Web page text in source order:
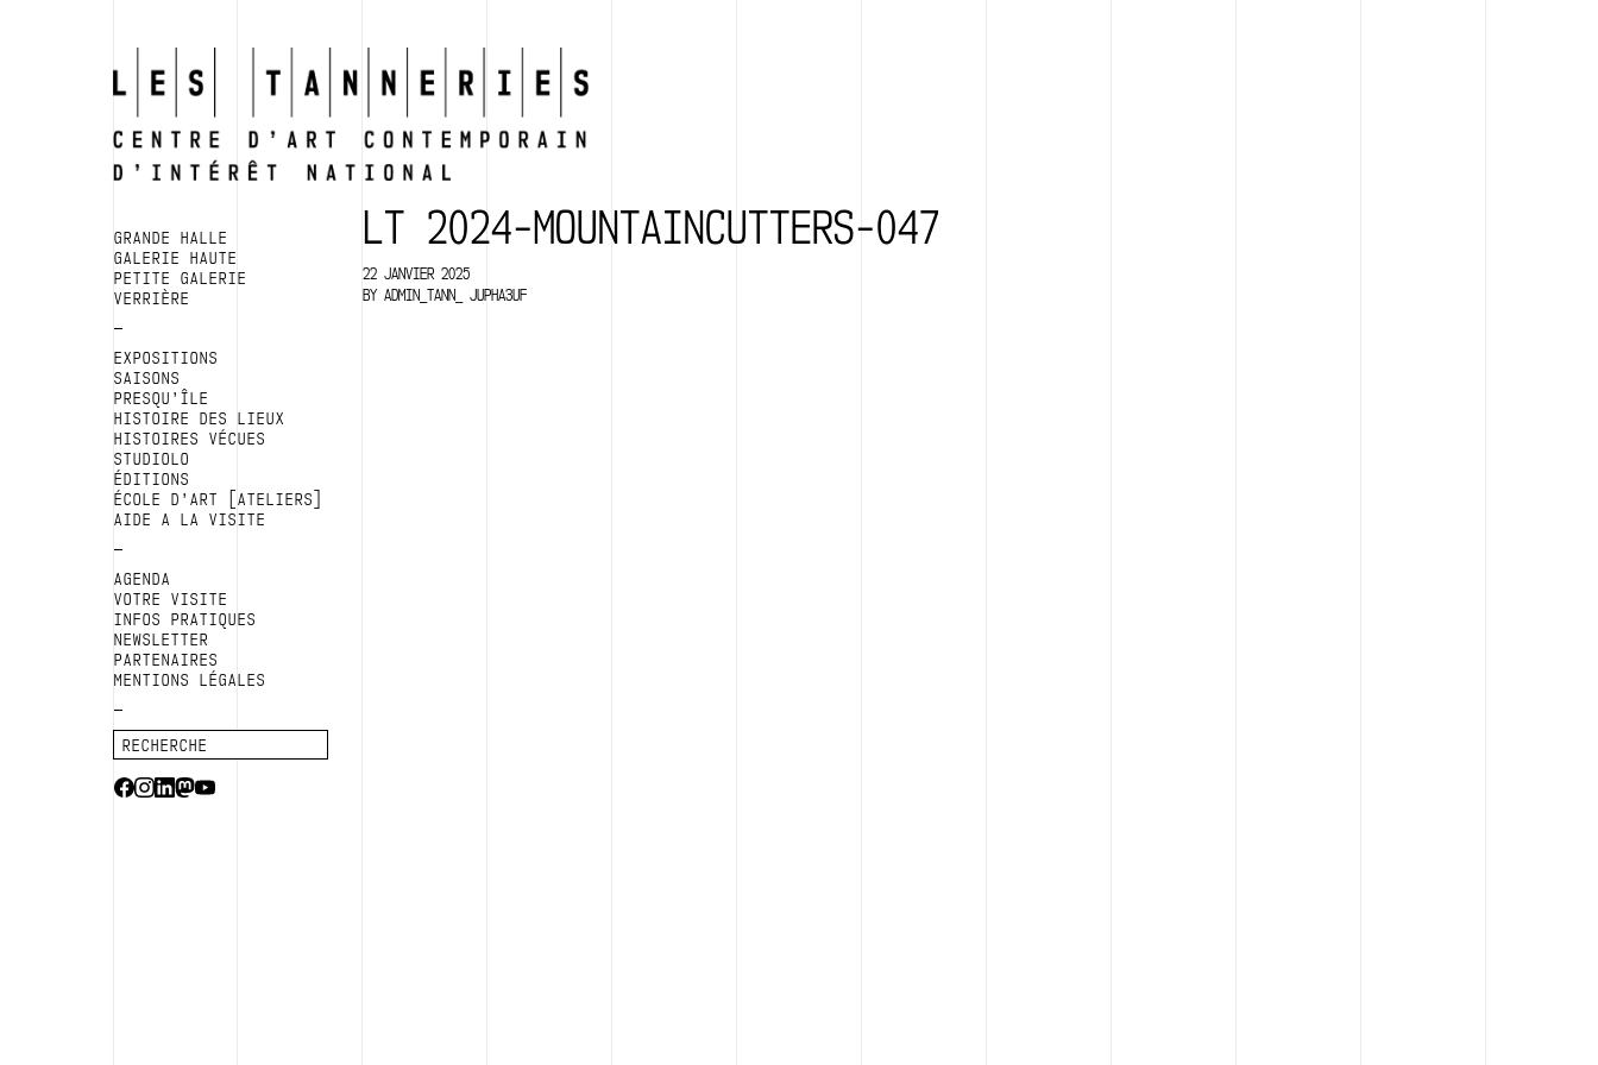
GRANDE HALLE
GALERIE HAUTE
PETITE GALERIE
VERRIÈRE
EXPOSITIONS
SAISONS
PRESQU’ÎLE
HISTOIRE DES LIEUX
HISTOIRES VÉCUES
STUDIOLO
ÉDITIONS
ÉCOLE D’ART [ATELIERS]
AIDE A LA VISITE
AGENDA
VOTRE VISITE
INFOS PRATIQUES
NEWSLETTER
PARTENAIRES
MENTIONS LÉGALES
LT 2024-MOUNTAINCUTTERS-047
22 JANVIER 2025
BY ADMIN_TANN_ JUPHA3UF